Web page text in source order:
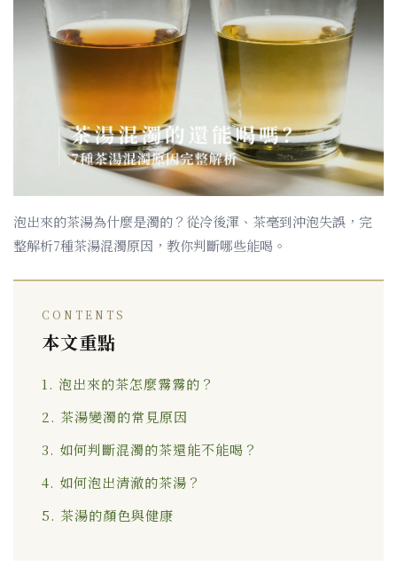
泡出來的茶湯為什麼是濁的？從冷後渾、茶毫到沖泡失誤，完
整解析7種茶湯混濁原因，教你判斷哪些能喝。
CONTENTS
本文重點
1. 泡出來的茶怎麼霧霧的？
2. 茶湯變濁的常見原因
3. 如何判斷混濁的茶還能不能喝？
4. 如何泡出清澈的茶湯？
5. 茶湯的顏色與健康